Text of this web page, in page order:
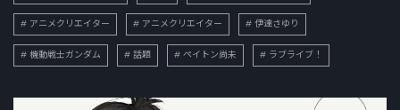
アニメクリエイター アニメクリエイター 伊達さゆり
機動戦士ガンダム 話題 ペイトン尚未 ラブライブ！